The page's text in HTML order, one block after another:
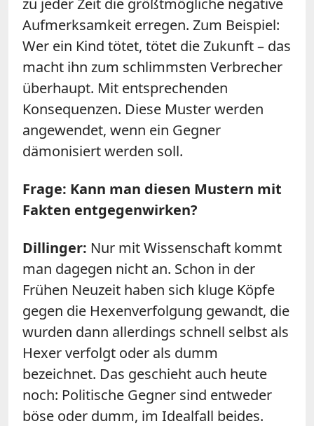
zu jeder Zeit die größtmögliche negative
Aufmerksamkeit erregen. Zum Beispiel:
Wer ein Kind tötet, tötet die Zukunft – das
macht ihn zum schlimmsten Verbrecher
überhaupt. Mit entsprechenden
Konsequenzen. Diese Muster werden
angewendet, wenn ein Gegner
dämonisiert werden soll.
Frage: Kann man diesen Mustern mit
Fakten entgegenwirken?
Dillinger: Nur mit Wissenschaft kommt
man dagegen nicht an. Schon in der
Frühen Neuzeit haben sich kluge Köpfe
gegen die Hexenverfolgung gewandt, die
wurden dann allerdings schnell selbst als
Hexer verfolgt oder als dumm
bezeichnet. Das geschieht auch heute
noch: Politische Gegner sind entweder
böse oder dumm, im Idealfall beides.